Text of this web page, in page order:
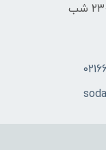
هفت روز هفته ، از ساعت ۰۹۰۰ صبح تا ۲۳00 شب